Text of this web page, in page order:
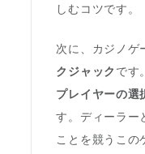
しむコツです。
次に、カジノゲ
クジャック です
プレイヤーの選
す。ディーラー
ことを競うこの